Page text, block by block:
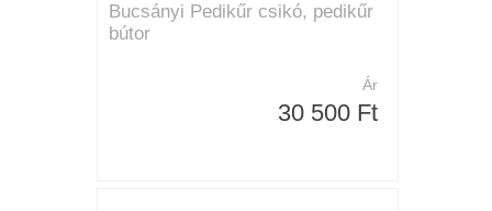
Bucsányi Pedikűr csikó, pedikűr
bútor
Ár
30 500 Ft